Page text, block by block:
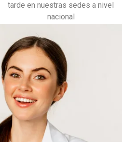
tarde en nuestras sedes a nivel
nacional